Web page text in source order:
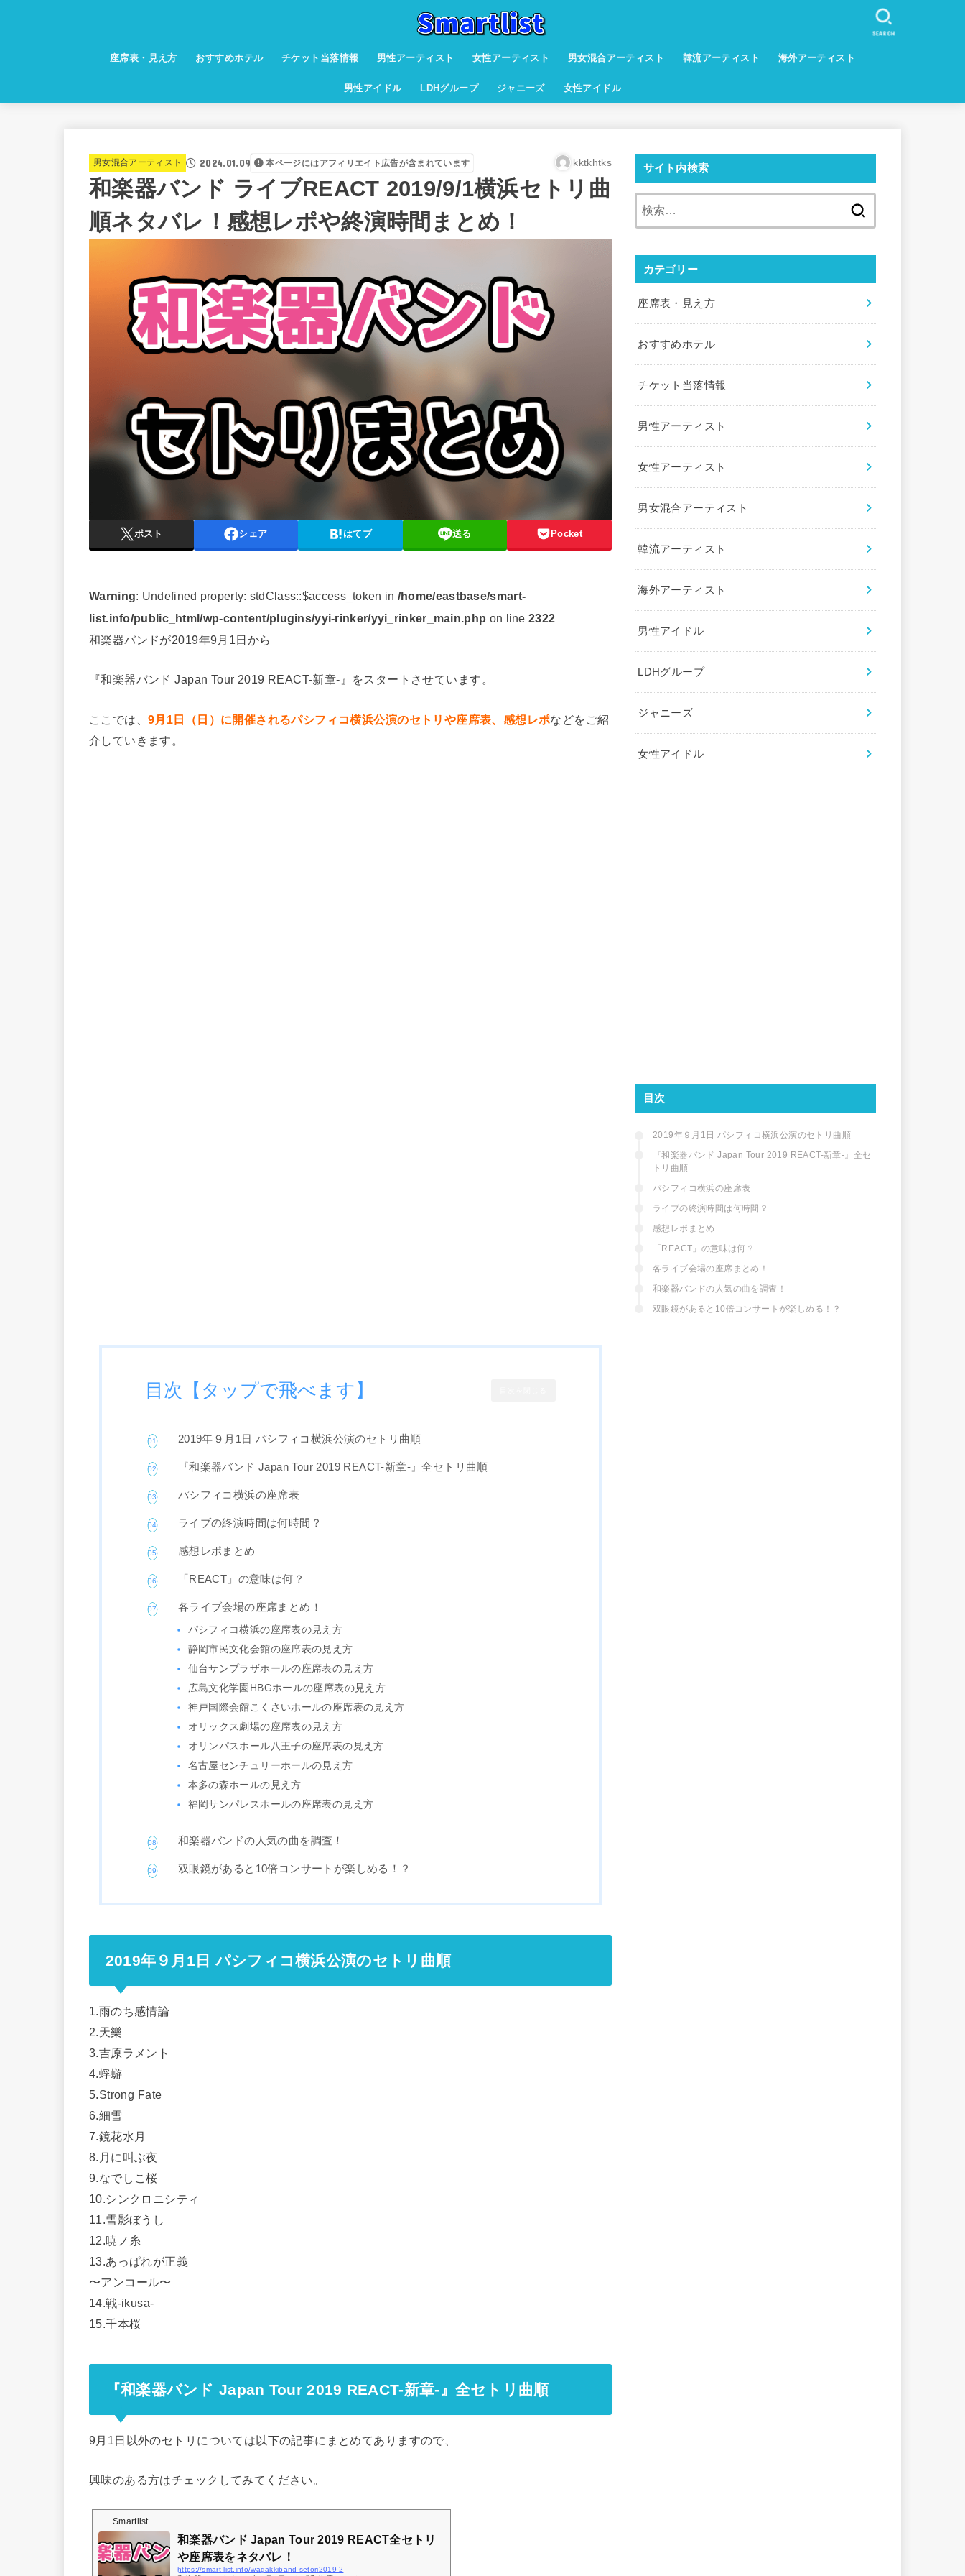
座席表・見え方 おすすめホテル チケット当落情報 男性アーティスト 女性アーティスト 男女混合アーティスト 韓流アーティスト 海外アーティスト
男性アイドル LDHグループ ジャニーズ 女性アイドル
SEARCH
男女混合アーティスト 2024.01.09 本ページにはアフィリエイト広告が含まれています kktkhtks
和楽器バンド ライブREACT 2019/9/1横浜セトリ曲
順ネタバレ！感想レポや終演時間まとめ！
ポスト シェア はてブ 送る Pocket
Warning: Undefined property: stdClass::$access_token in /home/eastbase/smart-
list.info/public_html/wp-content/plugins/yyi-rinker/yyi_rinker_main.php on line2322
和楽器バンドが2019年9月1日から
『和楽器バンド Japan Tour 2019 REACT-新章-』をスタートさせています。
ここでは、9月1日（日）に開催されるパシフィコ横浜公演のセトリや座席表、感想レポなどをご紹
介していきます。
目次【タップで飛べます】
2019年９月1日 パシフィコ横浜公演のセトリ曲順
『和楽器バンド Japan Tour 2019 REACT-新章-』全セトリ曲順
パシフィコ横浜の座席表
ライブの終演時間は何時間？
感想レポまとめ
「REACT」の意味は何？
各ライブ会場の座席まとめ！
パシフィコ横浜の座席表の見え方
静岡市民文化会館の座席表の見え方
仙台サンプラザホールの座席表の見え方
広島文化学園HBGホールの座席表の見え方
神戸国際会館こくさいホールの座席表の見え方
オリックス劇場の座席表の見え方
オリンパスホール八王子の座席表の見え方
名古屋センチュリーホールの見え方
本多の森ホールの見え方
福岡サンパレスホールの座席表の見え方
和楽器バンドの人気の曲を調査！
双眼鏡があると10倍コンサートが楽しめる！？
2019年９月1日 パシフィコ横浜公演のセトリ曲順
1.雨のち感情論
2.天樂
3.吉原ラメント
4.蜉蝣
5.Strong Fate
6.細雪
7.鏡花水月
8.月に叫ぶ夜
9.なでしこ桜
10.シンクロニシティ
11.雪影ぼうし
12.暁ノ糸
13.あっぱれが正義
〜アンコール〜
14.戦-ikusa-
15.千本桜
『和楽器バンド Japan Tour 2019 REACT-新章-』全セトリ曲順
9月1日以外のセトリについては以下の記事にまとめてありますので、
興味のある方はチェックしてみてください。
Smartlist
和楽器バンド Japan Tour 2019 REACT全セトリ
や座席表をネタバレ！
https://smart-list.info/wagakkiband-setori2019-2
サイト内検索
カテゴリー
座席表・見え方
おすすめホテル
チケット当落情報
男性アーティスト
女性アーティスト
男女混合アーティスト
韓流アーティスト
海外アーティスト
男性アイドル
LDHグループ
ジャニーズ
女性アイドル
目次
2019年９月1日 パシフィコ横浜公演のセトリ曲順
『和楽器バンド Japan Tour 2019 REACT-新章-』全セ
トリ曲順
パシフィコ横浜の座席表
ライブの終演時間は何時間？
感想レポまとめ
「REACT」の意味は何？
各ライブ会場の座席まとめ！
和楽器バンドの人気の曲を調査！
双眼鏡があると10倍コンサートが楽しめる！？